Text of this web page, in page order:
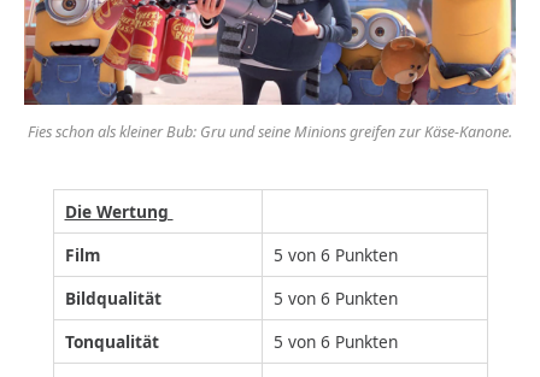
Fies schon als kleiner Bub: Gru und seine Minions greifen zur Käse-Kanone.
Die Wertung
Film
5 von 6 Punkten
Bildqualität
5 von 6 Punkten
Tonqualität
5 von 6 Punkten